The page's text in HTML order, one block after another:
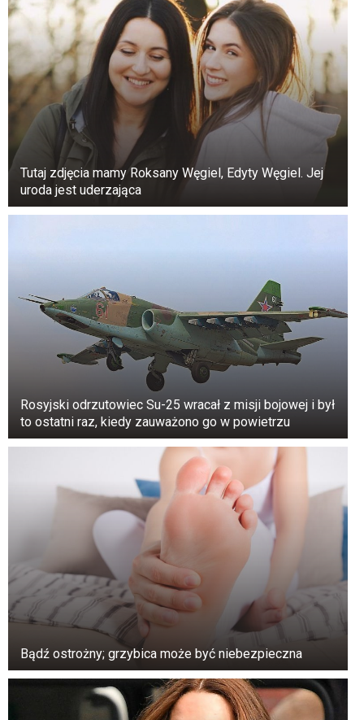
wiadomo, ponieważ od samego początku
bardzo je chroniła.
Tutaj zdjęcia mamy Roksany Węgiel, Edyty Węgiel. Jej
uroda jest uderzająca
Rosyjski odrzutowiec Su-25 wracał z misji bojowej i był
to ostatni raz, kiedy zauważono go w powietrzu
Bądź ostrożny; grzybica może być niebezpieczna